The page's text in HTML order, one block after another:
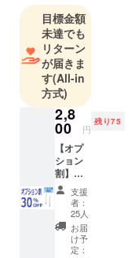
画・開発に
挑んでいま
す。
「面白い」
「便利」
「欲しかっ
た！」と感
じていただ
けるような
アイテム
を、これか
らもお届け
してまいり
目標金額
未達でも
リターン
が届きま
す(All-in
方式)
2,8
00 円
残り75
【オプ
ション
割】替
えノズ
ル２本
30％OF
F100名
限定 定
価4,000
支援
者：
25人
お届
け予
定：